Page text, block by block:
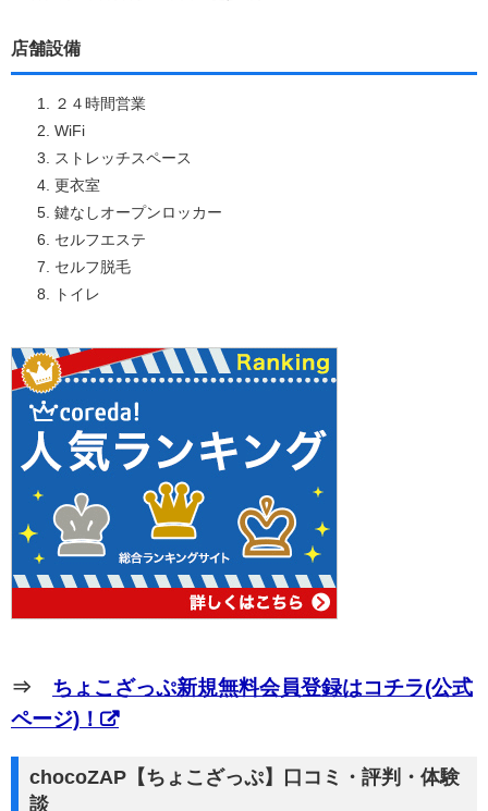
店舗設備
２４時間営業
WiFi
ストレッチスペース
更衣室
鍵なしオープンロッカー
セルフエステ
セルフ脱毛
トイレ
⇒ ちょこざっぷ新規無料会員登録はコチラ(公式
ページ)！
chocoZAP【ちょこざっぷ】口コミ・評判・体験
談